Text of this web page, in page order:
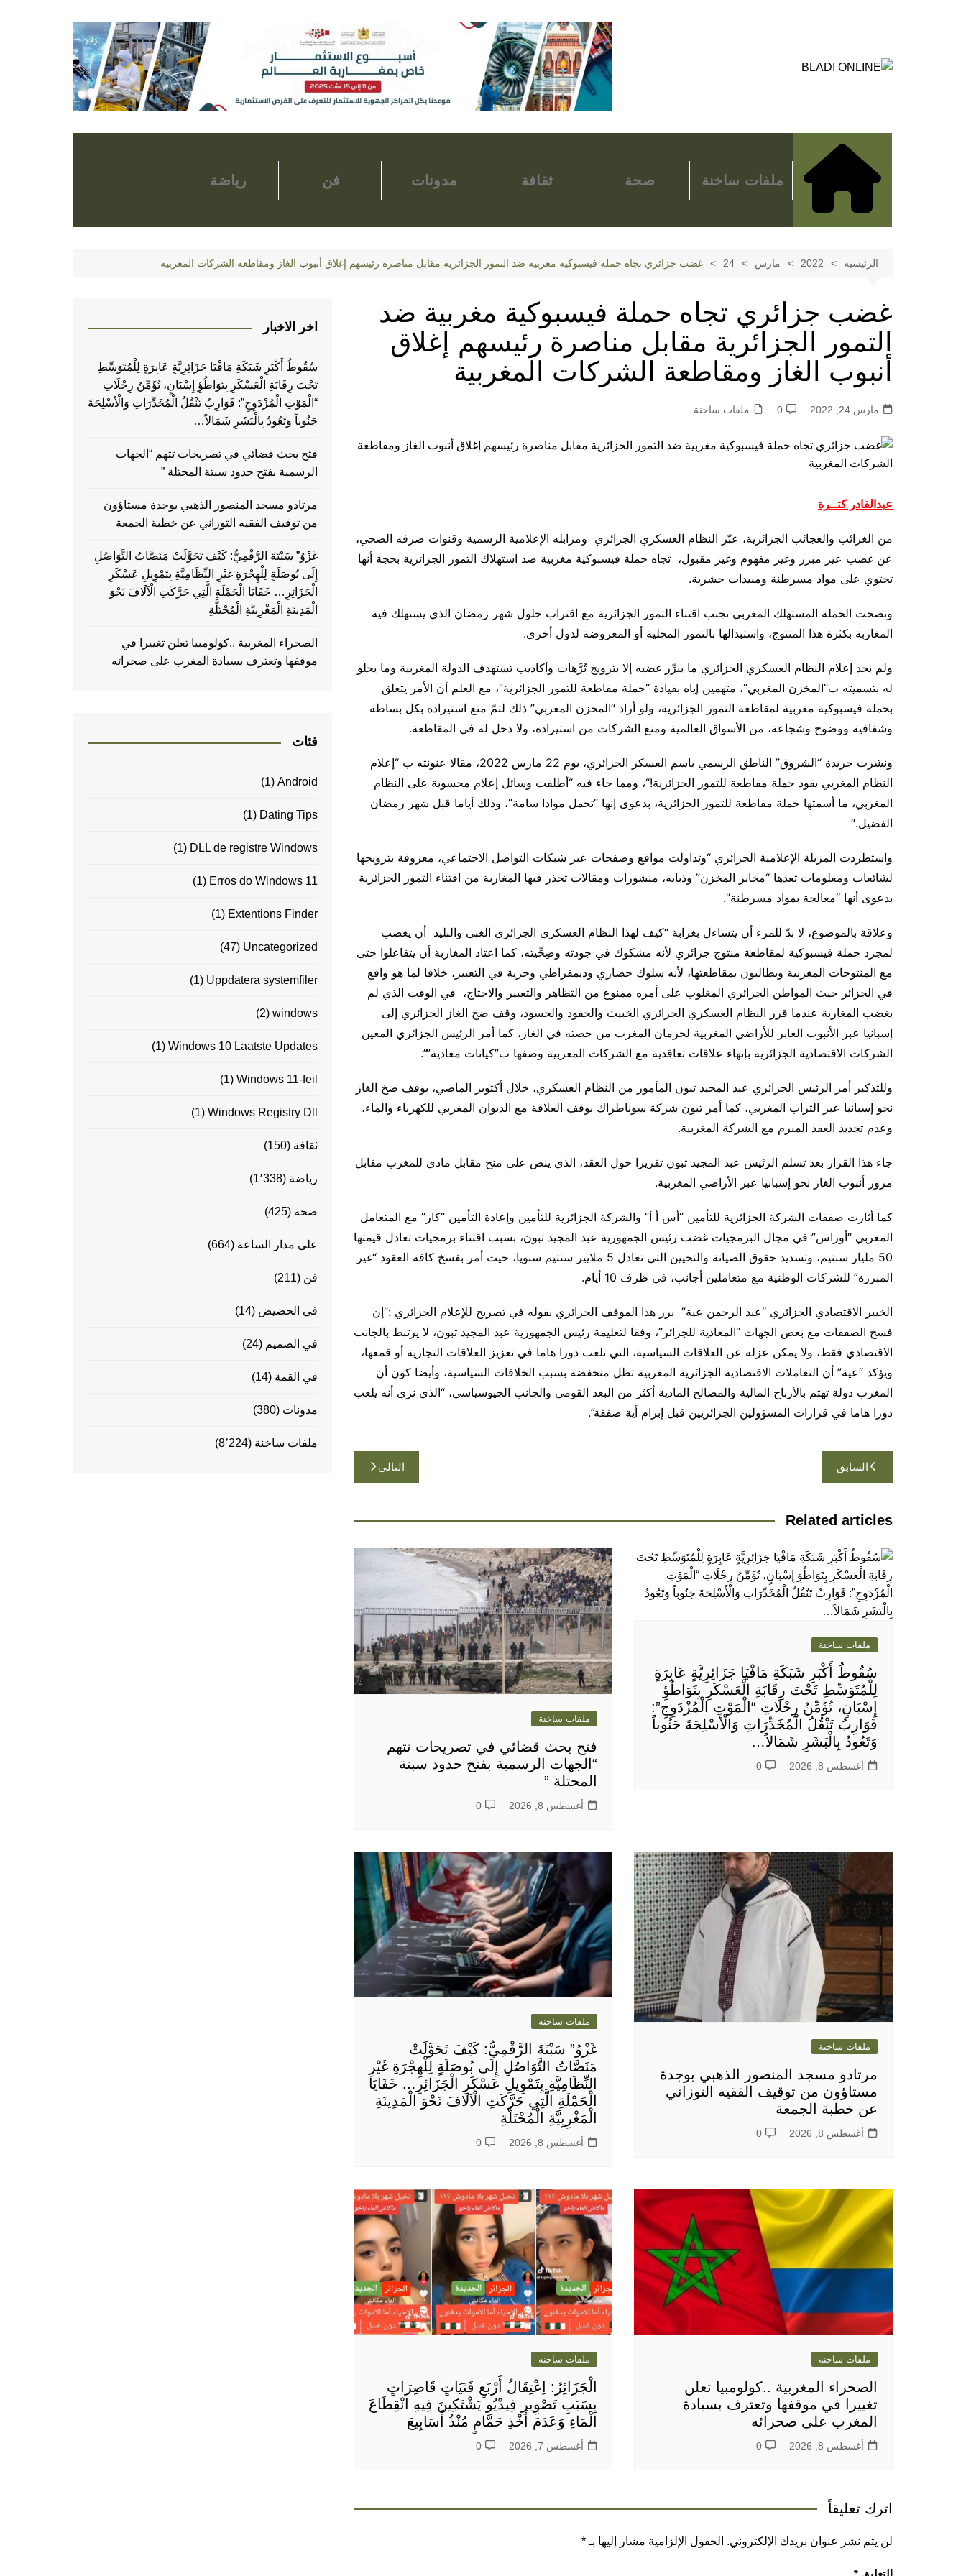
ملفات ساخنة صحة ثقافة مدونات فن رياضة
الرئيسية 2022 مارس 24 غضب جزائري تجاه حملة فيسبوكية مغربية ضد التمور الجزائرية مقابل مناصرة رئيسهم إغلاق أنبوب الغاز ومقاطعة الشركات المغربية
غضب جزائري تجاه حملة فيسبوكية مغربية ضد
التمور الجزائرية مقابل مناصرة رئيسهم إغلاق
أنبوب الغاز ومقاطعة الشركات المغربية
مارس 24, 2022 0 ملفات ساخنة
عبدالقادر كتــرة
من الغرائب والعجائب الجزائرية، عبّر النظام العسكري الجزائري ومزابله الإعلامية الرسمية وقنوات صرفه الصحي،
عن غضب عير مبرر وغير مفهوم وغير مقبول، تجاه حملة فيسبوكية مغربية ضد استهلاك التمور الجزائرية بحجة أنها
تحتوي على مواد مسرطنة ومبيدات حشرية.
ونصحت الحملة المستهلك المغربي تجنب اقتناء التمور الجزائرية مع اقتراب حلول شهر رمضان الذي يستهلك فيه
المغاربة بكثرة هذا المنتوج، واستبدالها بالتمور المحلية أو المعروضة لدول أخرى.
ولم يجد إعلام النظام العسكري الجزائري ما يبرِّر غضبه إلا بترويج تُرَّهات وأكاذيب تستهدف الدولة المغربية وما يحلو
له بتسميته ب”المخزن المغربي”، متهمين إياه بقيادة “حملة مقاطعة للتمور الجزائرية”، مع العلم أن الأمر يتعلق
بحملة فيسبوكية مغربية لمقاطعة التمور الجزائرية، ولو أراد “المخزن المغربي” ذلك لتمّ منع استيراده بكل بساطة
وشفافية ووضوح وشجاعة، من الأسواق العالمية ومنع الشركات من استيراده، ولا دخل له في المقاطعة.
ونشرت جريدة “الشروق” الناطق الرسمي باسم العسكر الجزائري، يوم 22 مارس 2022، مقالا عنونته ب “إعلام
النظام المغربي يقود حملة مقاطعة للتمور الجزائرية!“، ومما جاء فيه “أطلقت وسائل إعلام محسوبة على النظام
المغربي، ما أسمتها حملة مقاطعة للتمور الجزائرية، بدعوى إنها “تحمل موادا سامة”، وذلك أياما قبل شهر رمضان
الفضيل.
“
واستطردت المزبلة الإعلامية الجزائري “وتداولت مواقع وصفحات عبر شبكات التواصل الاجتماعي، معروفة بترويجها
لشائعات ومعلومات تعدها “مخابر المخزن” وذبابه، منشورات ومقالات تحذر فيها المغاربة من اقتناء التمور الجزائرية
بدعوى أنها “معالجة بمواد مسرطنة”.
وعلاقة بالموضوع، لا بدّ للمرء أن يتساءل بغرابة “كيف لهذا النظام العسكري الجزائري الغبي والبليد أن يغضب
لمجرد حملة فيسبوكية لمقاطعة منتوج جزائري لأنه مشكوك في جودته وصِحِّيته، كما اعتاد المغاربة أن يتفاعلوا حتى
مع المنتوجات المغربية ويطالبون بمقاطعتها، لأنه سلوك حضاري وديمقراطي وحرية في التعبير، خلافا لما هو واقع
في الجزائر حيث المواطن الجزائري المغلوب على أمره ممنوع من التظاهر والتعبير والاحتاج، في الوقت الذي لم
يغضب المغاربة عندما قرر النظام العسكري الجزائري الخبيث والحقود والحسود، وقف ضخ الغاز الجزائري إلى
إسبانيا عبر الأنبوب العابر للأراضي المغربية لحرمان المغرب من حصته في الغاز، كما أمر الرئيس الجزائري المعين
الشركات الاقتصادية الجزائرية بإنهاء علاقات تعاقدية مع الشركات المغربية وصفها ب”كيانات معادية””.
وللتذكير أمر الرئيس الجزائري عبد المجيد تبون المأمور من النظام العسكري، خلال أكتوبر الماضي، بوقف ضخ الغاز
نحو إسبانيا عبر التراب المغربي، كما أمر تبون شركة سوناطراك بوقف العلاقة مع الديوان المغربي للكهرباء والماء،
وعدم تجديد العقد المبرم مع الشركة المغربية.
جاء هذا القرار بعد تسلم الرئيس عبد المجيد تبون تقريرا حول العقد، الذي ينص على منح مقابل مادي للمغرب مقابل
مرور أنبوب الغاز نحو إسبانيا عبر الأراضي المغربية.
كما أثارت صفقات الشركة الجزائرية للتأمين “أس أ أ” والشركة الجزائرية للتأمين وإعادة التأمين “كار” مع المتعامل
المغربي “أوراس” في مجال البرمجيات غضب رئيس الجمهورية عبد المجيد تبون، بسبب اقتناء برمجيات تعادل قيمتها
50 مليار سنتيم، وتسديد حقوق الصيانة والتحيين التي تعادل 5 ملايير سنتيم سنويا، حيث أمر بفسخ كافة العقود “غير
المبررة” للشركات الوطنية مع متعاملين أجانب، في ظرف 10 أيام
.
الخبير الاقتصادي الجزائري “عبد الرحمن عية” برر هذا الموقف الجزائري بقوله في تصريح للإعلام الجزائري :”إن
فسخ الصفقات مع بعض الجهات “المعادية للجزائر”، وفقا لتعليمة رئيس الجمهورية عبد المجيد تبون، لا يرتبط بالجانب
الاقتصادي فقط، ولا يمكن عزله عن العلاقات السياسية، التي تلعب دورا هاما في تعزيز العلاقات التجارية أو قمعها،
ويؤكد “عية” أن التعاملات الاقتصادية الجزائرية المغربية تظل منخفضة بسبب الخلافات السياسية، وأيضا كون أن
المغرب دولة تهتم بالأرباح المالية والمصالح المادية أكثر من البعد القومي والجانب الجيوسياسي، “الذي نرى أنه يلعب
دورا هاما في قرارات المسؤولين الجزائريين قبل إبرام أية صفقة”.
تصفّح
المقالات
السابق التالي
Related articles
ملفات ساخنة
سُقُوطُ أَكْبَرِ شَبَكَةِ مَافْيَا جَزَائِرِيَّةٍ عَابِرَةٍ
لِلْمُتَوَسِّطِ تَحْتَ رِقَابَةِ الْعَسْكَرِ بِتَوَاطُؤِ
إِسْبَانٍ، تُؤَمِّنُ رِحْلَاتِ “الْمَوْتِ الْمُزْدَوِجِ”:
قَوَارِبُ تَنْقُلُ الْمُخَدِّرَاتِ وَالْأَسْلِحَةَ جَنُوباً
وَتَعُودُ بِالْبَشَرِ شَمَالاً…
أغسطس 8, 2026 0
ملفات ساخنة
فتح بحث قضائي في تصريحات تتهم
“الجهات الرسمية بفتح حدود سبتة
المحتلة ”
أغسطس 8, 2026 0
ملفات ساخنة
مرتادو مسجد المنصور الذهبي بوجدة
مستاؤون من توقيف الفقيه التوزاني
عن خطبة الجمعة
أغسطس 8, 2026 0
ملفات ساخنة
غَزْوُ” سَبْتَةَ الرَّقْمِيُّ: كَيْفَ تَحَوَّلَتْ
مَنَصَّاتُ التَّوَاصُلِ إِلَى بُوصَلَةٍ لِلْهِجْرَةِ غَيْرِ
النِّظَامِيَّةِ بِتَمْوِيلِ عَسْكَرِ الْجَزَائِرِ… خَفَايَا
الْحَمْلَةِ الَّتِي حَرَّكَتِ الْآلَافَ نَحْوَ الْمَدِينَةِ
الْمَغْرِبِيَّةِ الْمُحْتَلَّةِ
أغسطس 8, 2026 0
ملفات ساخنة
الصحراء المغربية ..كولومبيا تعلن
تغييرا في موقفها وتعترف بسيادة
المغرب على صحرائه
أغسطس 8, 2026 0
ملفات ساخنة
الْجَزَائِرُ: اِعْتِقَالُ أَرْبَعِ فَتَيَاتٍ قَاصِرَاتٍ
بِسَبَبِ تَصْوِيرِ فِيدْيُو يَشْتَكِينَ فِيهِ انْقِطَاعَ
الْمَاءِ وَعَدَمَ أَخْذِ حَمَّامٍ مُنْذُ أَسَابِيعَ
أغسطس 7, 2026 0
اترك تعليقاً
لن يتم نشر عنوان بريدك الإلكتروني. الحقول الإلزامية مشار إليها بـ *
التعليق *
اخر الاخبار
سُقُوطُ أَكْبَرِ شَبَكَةِ مَافْيَا جَزَائِرِيَّةٍ عَابِرَةٍ لِلْمُتَوَسِّطِ
تَحْتَ رِقَابَةِ الْعَسْكَرِ بِتَوَاطُؤِ إِسْبَانٍ، تُؤَمِّنُ رِحْلَاتِ
“الْمَوْتِ الْمُزْدَوِجِ”: قَوَارِبُ تَنْقُلُ الْمُخَدِّرَاتِ وَالْأَسْلِحَةَ
جَنُوباً وَتَعُودُ بِالْبَشَرِ شَمَالاً…
فتح بحث قضائي في تصريحات تتهم “الجهات
الرسمية بفتح حدود سبتة المحتلة ”
مرتادو مسجد المنصور الذهبي بوجدة مستاؤون
من توقيف الفقيه التوزاني عن خطبة الجمعة
غَزْوُ” سَبْتَةَ الرَّقْمِيُّ: كَيْفَ تَحَوَّلَتْ مَنَصَّاتُ التَّوَاصُلِ
إِلَى بُوصَلَةٍ لِلْهِجْرَةِ غَيْرِ النِّظَامِيَّةِ بِتَمْوِيلِ عَسْكَرِ
الْجَزَائِرِ… خَفَايَا الْحَمْلَةِ الَّتِي حَرَّكَتِ الْآلَافَ نَحْوَ
الْمَدِينَةِ الْمَغْرِبِيَّةِ الْمُحْتَلَّةِ
الصحراء المغربية ..كولومبيا تعلن تغييرا في
موقفها وتعترف بسيادة المغرب على صحرائه
فئات
Android
(1)
Dating Tips
(1)
DLL de registre Windows
(1)
Erros do Windows 11
(1)
Extentions Finder
(1)
Uncategorized
(47)
Uppdatera systemfiler
(1)
windows
(2)
Windows 10 Laatste Updates
(1)
Windows 11-feil
(1)
Windows Registry Dll
(1)
ثقافة (150)
رياضة (1٬338)
صحة (425)
على مدار الساعة (664)
فن (211)
في الحضيض (14)
في الصميم (24)
في القمة (14)
مدونات (380)
ملفات ساخنة (8٬224)